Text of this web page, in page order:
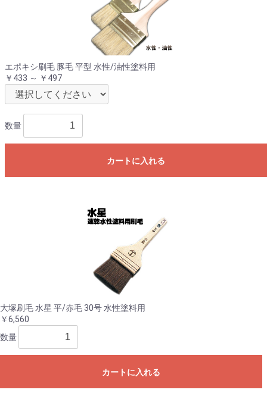
エポキシ刷毛 豚毛 平型 水性/油性塗料用
￥433 ～ ￥497
数量
カートに入れる
大塚刷毛 水星 平/赤毛 30号 水性塗料用
￥6,560
数量
カートに入れる